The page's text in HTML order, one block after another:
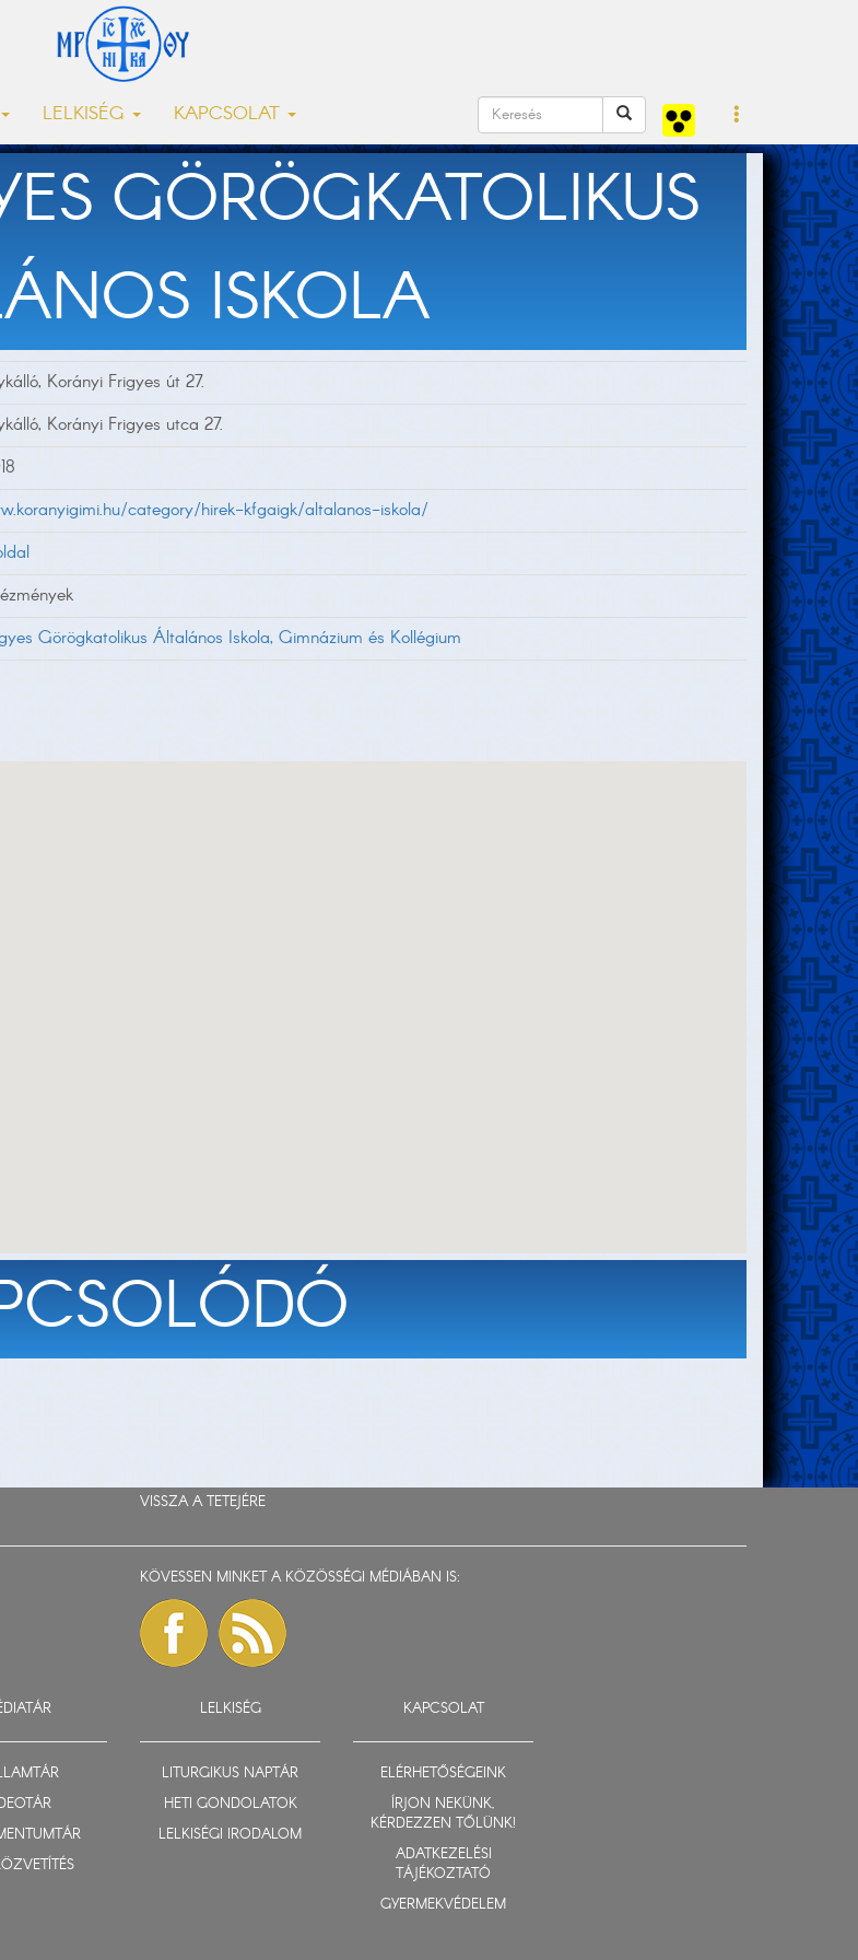
LELKISÉG KAPCSOLAT
GÖRÖGKATOLIKUS
ISKOLA
Korányi Frigyes út 27.
Korányi Frigyes utca 27.
category/hirek-kfgaigk/altalanos-iskola/
Görögkatolikus Általános Iskola, Gimnázium és Kollégium
VISSZA A TETEJÉRE
KÖVESSEN MINKET A KÖZÖSSÉGI MÉDIÁBAN IS:
LELKISÉG
LITURGIKUS NAPTÁR
HETI GONDOLATOK
LELKISÉGI IRODALOM
KAPCSOLAT
ELÉRHETŐSÉGEINK
ÍRJON NEKÜNK,
KÉRDEZZEN TŐLÜNK!
ADATKEZELÉSI
TÁJÉKOZTATÓ
GYERMEKVÉDELEM